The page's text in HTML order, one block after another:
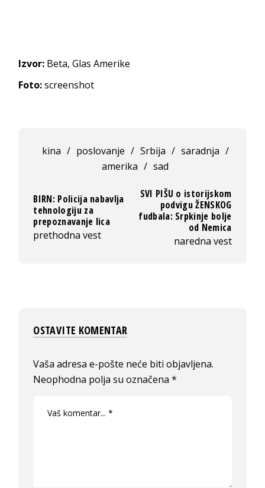
Izvor: Beta, Glas Amerike
Foto:screenshot
kina / poslovanje / Srbija / saradnja /
amerika / sad
BIRN: Policija nabavlja
tehnologiju za
prepoznavanje lica
prethodna vest
SVI PIŠU o istorijskom
podvigu ŽENSKOG
fudbala: Srpkinje bolje
od Nemica
naredna vest
OSTAVITE KOMENTAR
Vaša adresa e-pošte neće biti objavljena.
Neophodna polja su označena*